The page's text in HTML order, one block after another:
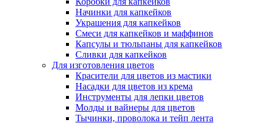
Начинки для капкейков
Украшения для капкейков
Смеси для капкейков и маффинов
Капсулы и тюльпаны для капкейков
Сливки для капкейков
Для изготовления цветов
Красители для цветов из мастики
Насадки для цветов из крема
Инструменты для лепки цветов
Молды и вайнеры для цветов
Тычинки, проволока и тейп лента